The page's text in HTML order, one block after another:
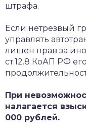
штрафа.
Если нетрезвый
управлять
лишен прав за
ст.12.8 КоАП РФ
При
налагается
000 рублей.